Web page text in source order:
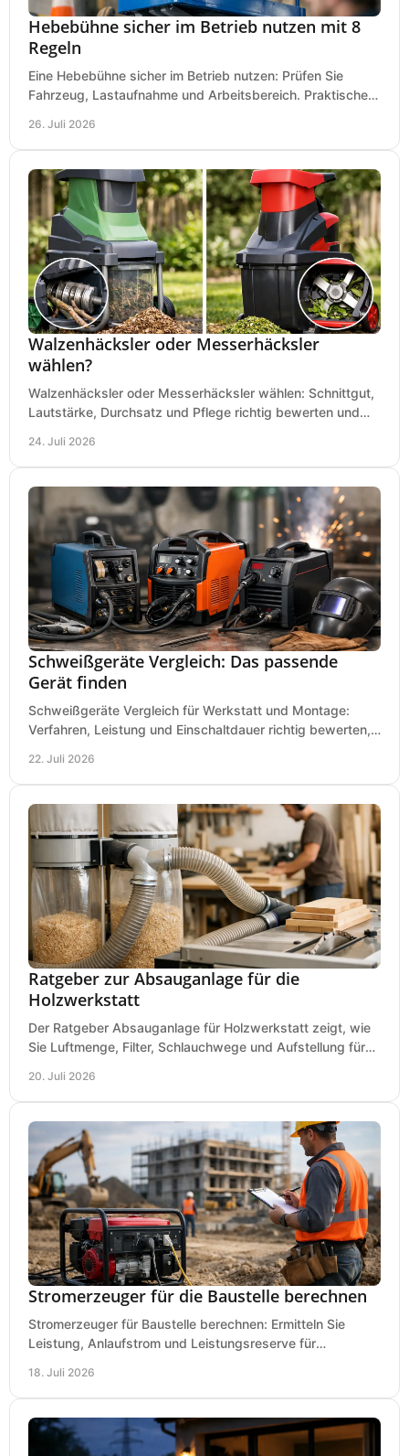
Hebebühne sicher im Betrieb nutzen mit 8
Regeln
Eine Hebebühne sicher im Betrieb nutzen: Prüfen Sie
Fahrzeug, Lastaufnahme und Arbeitsbereich. Praktische
26. Juli 2026
Walzenhäcksler oder Messerhäcksler
wählen?
Walzenhäcksler oder Messerhäcksler wählen: Schnittgut,
Lautstärke, Durchsatz und Pflege richtig bewerten und
24. Juli 2026
Schweißgeräte Vergleich: Das passende
Gerät finden
Schweißgeräte Vergleich für Werkstatt und Montage:
Verfahren, Leistung und Einschaltdauer richtig bewerten,
22. Juli 2026
Ratgeber zur Absauganlage für die
Holzwerkstatt
Der Ratgeber Absauganlage für Holzwerkstatt zeigt, wie
Sie Luftmenge, Filter, Schlauchwege und Aufstellung für
20. Juli 2026
Stromerzeuger für die Baustelle berechnen
Stromerzeuger für Baustelle berechnen: Ermitteln Sie
Leistung, Anlaufstrom und Leistungsreserve für
18. Juli 2026